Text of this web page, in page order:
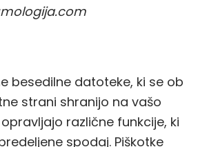
besedilne datoteke, ki se ob
strani shranijo na vašo
različne funkcije, ki
spodaj. Piškotke